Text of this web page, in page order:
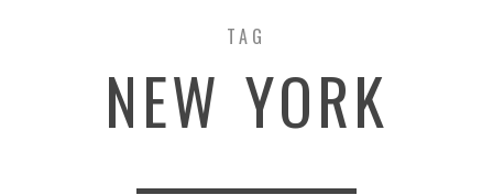
TAG
NEW YORK